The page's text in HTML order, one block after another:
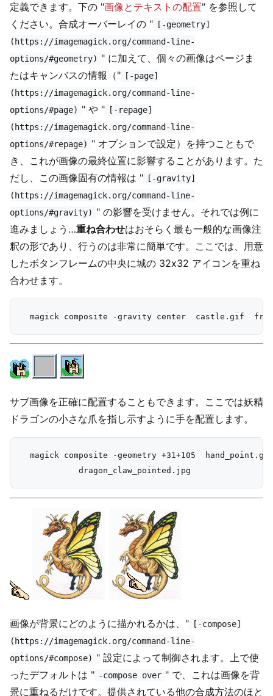
定義できます。下の "画像とテキストの配置" を参照して
ください。合成オーバーレイの "
[-geometry]
(https://imagemagick.org/command-line-
options/#geometry) " に加えて、個々の画像はページま
たはキャンバスの情報（"
[-page]
(https://imagemagick.org/command-line-
options/#page) " や "
[-repage]
(https://imagemagick.org/command-line-
options/#repage) " オプションで設定）を持つこともで
き、これが画像の最終位置に影響することがあります。た
だし、この画像固有の情報は "
[-gravity]
(https://imagemagick.org/command-line-
options/#gravity) " の影響を受けません。それでは例に
進みましょう…重ね合わせはおそらく最も一般的な画像注
釈の形であり、行うのは非常に簡単です。ここでは、用意
したボタンフレームの中央に城の 32x32 アイコンを重ね
合わせます。
サブ画像を正確に配置することもできます。ここでは妖精
ドラゴンの小さな爪を指し示すように手を配置します。
magick composite -geometry +31+105
画像が背景にどのように描かれるかは、"
[-compose]
(https://imagemagick.org/command-line-
options/#compose) " 設定によって制御されます。上で使
ったデフォルトは " -compose over " で、これは画像を背
景に重ねるだけです。提供されている他の合成方法のほと